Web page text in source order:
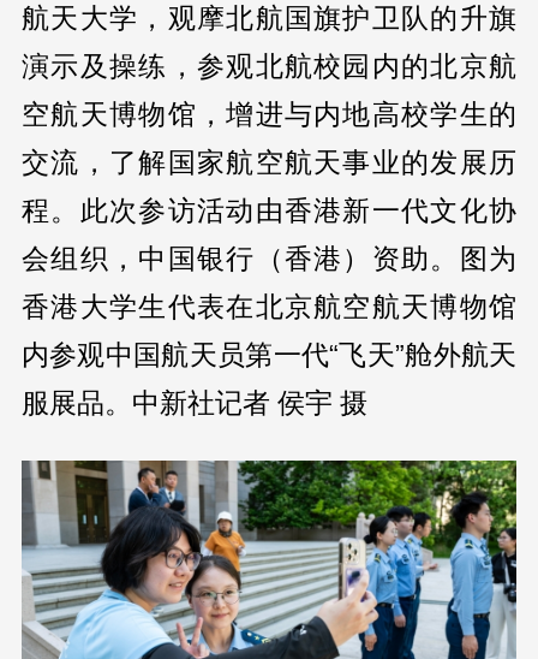
航天大学，观摩北航国旗护卫队的升旗
演示及操练，参观北航校园内的北京航
空航天博物馆，增进与内地高校学生的
交流，了解国家航空航天事业的发展历
程。此次参访活动由香港新一代文化协
会组织，中国银行（香港）资助。图为
香港大学生代表在北京航空航天博物馆
内参观中国航天员第一代“飞天”舱外航天
服展品。中新社记者 侯宇 摄